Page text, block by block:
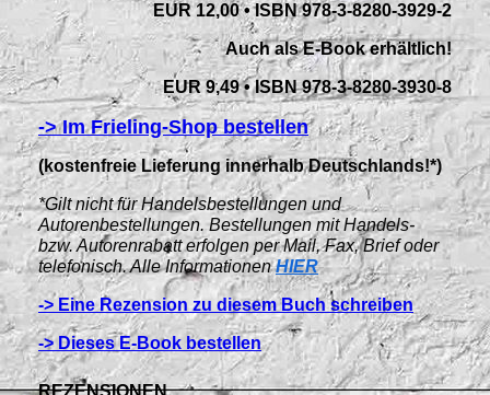
EUR 12,00 • ISBN 978-3-8280-3929-2
Auch als E-Book erhältlich!
EUR 9,49 • ISBN 978-3-8280-3930-8
-> Im Frieling-Shop bestellen
(kostenfreie Lieferung innerhalb Deutschlands!*)
*Gilt nicht für Handelsbestellungen und
Autorenbestellungen. Bestellungen mit Handels-
bzw. Autorenrabatt erfolgen per Mail, Fax, Brief oder
telefonisch. Alle InformationenHIER
-> Eine Rezension zu diesem Buch schreiben
-> Dieses E-Book bestellen
REZENSIONEN